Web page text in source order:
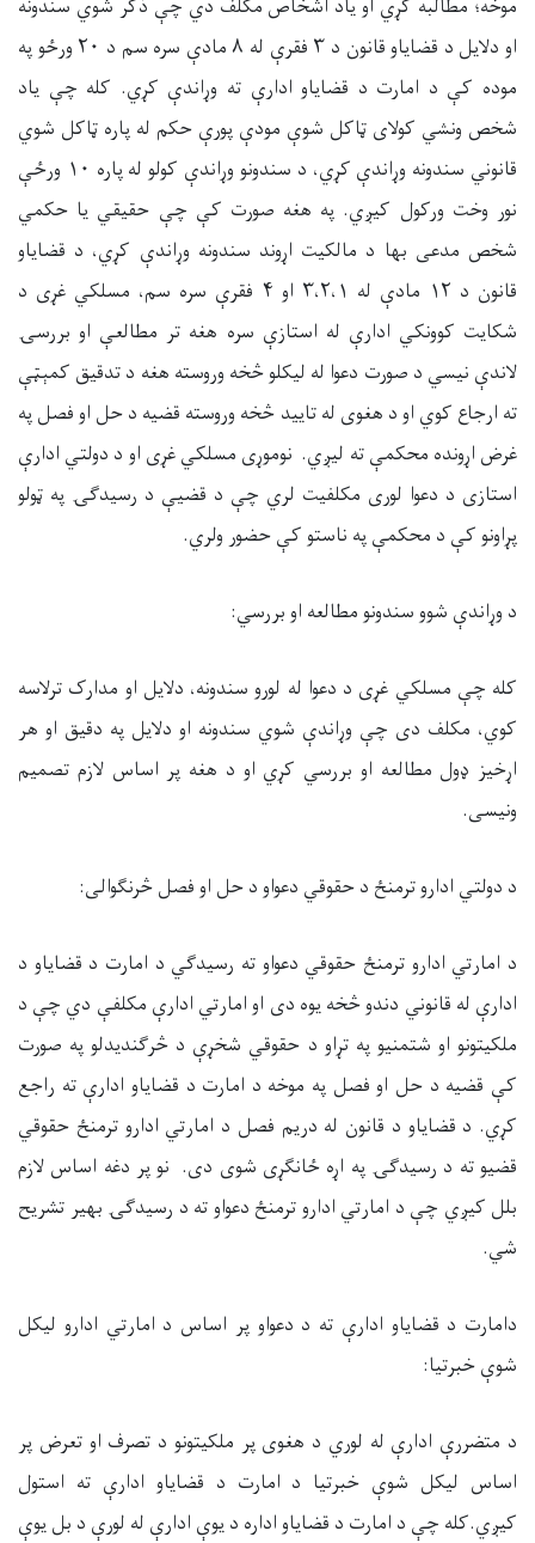
موخه؛ مطالبه کړي او یاد اشخاص مکلف دي چې ذکر شوي سندونه
او دلایل د قضایاو قانون د ۳ فقرې له ۸ مادې سره سم د ۲۰ ورځو په
موده کې د امارت د قضایاو ادارې ته وړاندې کړي. کله چې یاد
شخص ونشي کولای ټاکل شوې مودې پورې حکم له پاره ټاکل شوي
قانوني سندونه وړاندې کړي، د سندونو وړاندې کولو له پاره ۱۰ ورځې
نور وخت ورکول کیږي. په هغه صورت کې چې حقیقي یا حکمي
شخص مدعی بها د مالکیت اړوند سندونه وړاندې کړي، د قضایاو
قانون د ۱۲ مادې له ۳،۲،۱ او ۴ فقرې سره سم، مسلکي غړی د
شکایت کوونکي ادارې له استازې سره هغه تر مطالعې او بررسۍ
لاندې نیسي د صورت دعوا له لیکلو څخه وروسته هغه د تدقیق کمېټې
ته ارجاع کوي او د هغوی له تایید څخه وروسته قضیه د حل او فصل په
غرض اړونده محکمې ته لیږي. نوموړی مسلکي غړی او د دولتي ادارې
استازی د دعوا لوری مکلفیت لري چې د قضیې د رسیدګۍ په ټولو
پړاونو کې د محکمې په ناستو کې حضور ولري.
د وړاندې شوو سندونو مطالعه او بررسي:
کله چې مسلکي غړی د دعوا له لورو سندونه، دلایل او مدارک ترلاسه
کوي، مکلف دی چې وړاندې شوي سندونه او دلایل په دقیق او هر
اړخیز ډول مطالعه او بررسي کړي او د هغه پر اساس لازم تصمیم
ونیسی.
د دولتي ادارو ترمنځ د حقوقي دعواو د حل او فصل څرنګوالی:
د امارتي ادارو ترمنځ حقوقي دعواو ته رسیدګي د امارت د قضایاو د
ادارې له قانوني دندو څخه یوه دی او امارتي ادارې مکلفې دي چې د
ملکیتونو او شتمنیو په تړاو د حقوقي شخړې د څرګندیدلو په صورت
کې قضیه د حل او فصل په موخه د امارت د قضایاو ادارې ته راجع
کړي. د قضایاو د قانون له دریم فصل د امارتي ادارو ترمنځ حقوقي
قضیو ته د رسیدګۍ په اړه ځانګړی شوی دی. نو پر دغه اساس لازم
بلل کیږي چې د امارتي ادارو ترمنځ دعواو ته د رسیدګۍ بهیر تشریح
شي.
دامارت د قضایاو ادارې ته د دعواو پر اساس د امارتي ادارو لیکل
شوې خبرتیا:
د متضررې ادارې له لوري د هغوی پر ملکیتونو د تصرف او تعرض پر
اساس لیکل شوې خبرتیا د امارت د قضایاو ادارې ته استول
کیږي.کله چې د امارت د قضایاو اداره د یوې ادارې له لورې د بل یوې